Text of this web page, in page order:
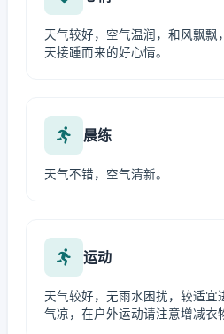
天气较好，空气温润，和风飘飘
天接踵而来的好心情。
晨练
天气不错，空气清新。
运动
天气较好，无雨水困扰，较适宜
气凉，在户外运动请注意增减衣